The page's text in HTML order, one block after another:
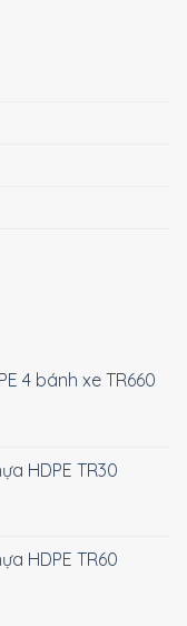
4 bánh xe TR660
HDPE TR30
HDPE TR60